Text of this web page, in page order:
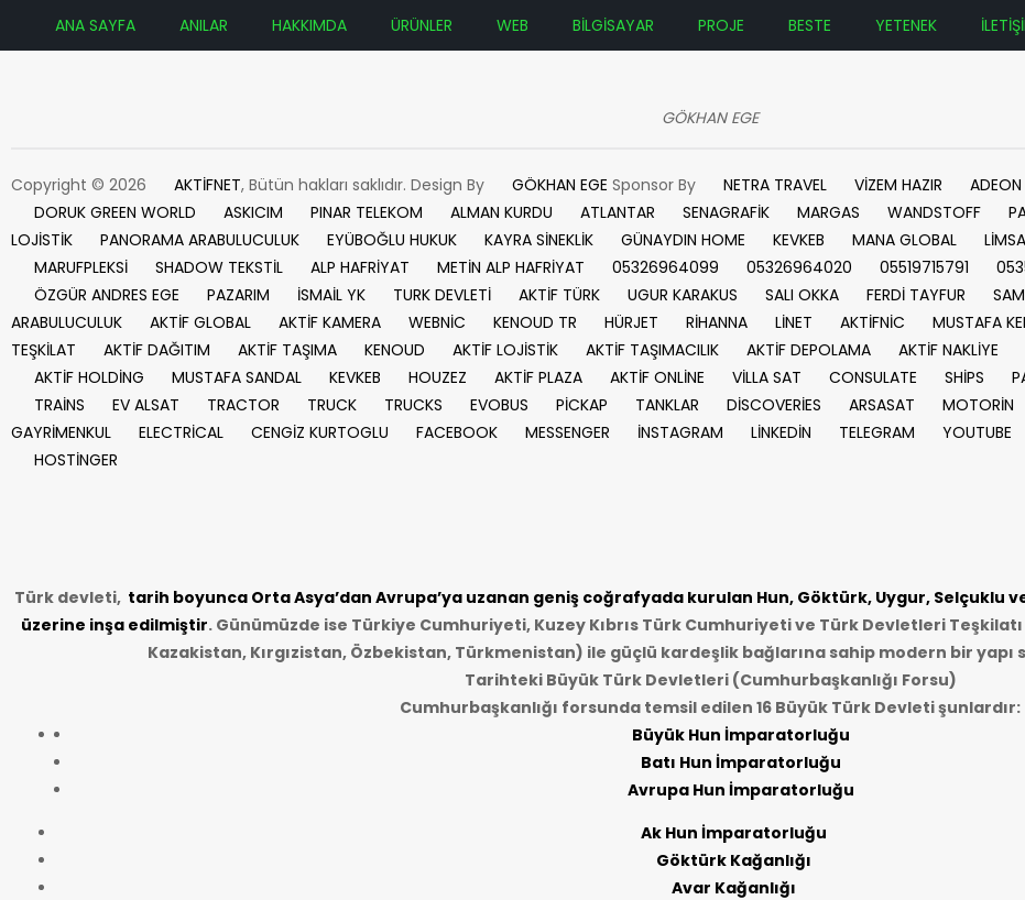
ANA SAYFA ANILAR HAKKIMDA ÜRÜNLER WEB BİLGİSAYAR PROJE BESTE YETENEK
GÖKHAN EGE
Copyright © 2026 AKTİFNET, Bütün hakları saklıdır. Design By GÖKHAN EGE Sponsor By NETRA TRAVEL VİZEM HAZIR
DORUK GREEN WORLD
ASKICIM PINAR TELEKOM ALMAN KURDU ATLANTAR SENAGRAFİK MARGAS WANDSTOFF
LOJİSTİK
PANORAMA ARABULUCULUK EYÜBOĞLU HUKUK KAYRA SİNEKLİK GÜNAYDIN HOME KEVKEB MANA GLOBAL
MARUFPLEKSİ
SHADOW TEKSTİL ALP HAFRİYAT METİN ALP HAFRİYAT 05326964099 05326964020 05519715791
ÖZGÜR ANDRES EGE
PAZARIM İSMAİL YK TURK DEVLETİ AKTİF TÜRK UGUR KARAKUS SALI OKKA FERDİ TAYFUR
ARABULUCULUK
AKTİF GLOBAL AKTİF KAMERA WEBNİC KENOUD TR HÜRJET RİHANNA LİNET AKTİFNİC MUSTAFA
TEŞKİLAT
AKTİF DAĞITIM AKTİF TAŞIMA KENOUD AKTİF LOJİSTİK AKTİF TAŞIMACILIK AKTİF DEPOLAMA AKTİF NAKLİYE
AKTİF HOLDİNG
MUSTAFA SANDAL KEVKEB HOUZEZ AKTİF PLAZA AKTİF ONLİNE VİLLA SAT CONSULATE SHİPS
TRAİNS
EV ALSAT TRACTOR TRUCK TRUCKS EVOBUS PİCKAP TANKLAR DİSCOVERİES ARSASAT MOTORİN
GAYRİMENKUL
ELECTRİCAL CENGİZ KURTOGLU FACEBOOK MESSENGER İNSTAGRAM LİNKEDİN TELEGRAM YOUTUBE
HOSTİNGER
Türk devleti, tarih boyunca Orta Asya’dan Avrupa’ya uzanan geniş coğrafyada kurulan Hun, Göktürk, Uygur, Selçuklu
üzerine inşa edilmiştir. Günümüzde ise Türkiye Cumhuriyeti, Kuzey Kıbrıs Türk Cumhuriyeti ve Türk Devletleri
Kazakistan, Kırgızistan, Özbekistan, Türkmenistan) ile güçlü kardeşlik bağlarına sahip modern bir
Tarihteki Büyük Türk Devletleri (Cumhurbaşkanlığı Forsu)
Cumhurbaşkanlığı forsunda temsil edilen 16 Büyük Türk Devleti şunlardır:
Büyük Hun İmparatorluğu
Batı Hun İmparatorluğu
Avrupa Hun İmparatorluğu
Ak Hun İmparatorluğu
Göktürk Kağanlığı
Avar Kağanlığı